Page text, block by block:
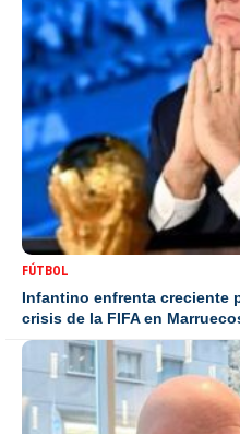
FÚTBOL
Infantino enfrenta creciente
crisis de la FIFA en